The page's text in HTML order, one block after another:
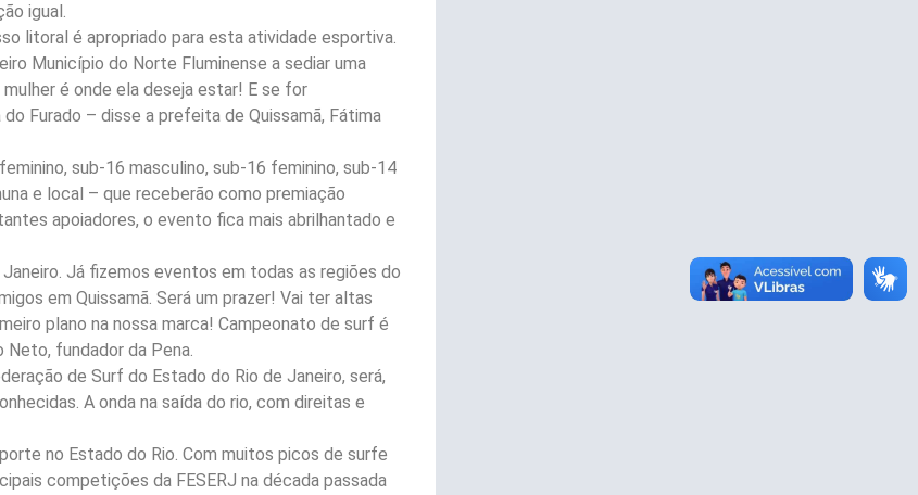
igual.
litoral é apropriado para esta atividade esportiva.
Município do Norte Fluminense a sediar uma
é onde ela deseja estar! E se for
Furado – disse a prefeita de Quissamã, Fátima
sub-16 masculino, sub-16 feminino, sub-14
e local – que receberão como premiação
apoiadores, o evento fica mais abrilhantado e
Já fizemos eventos em todas as regiões do
em Quissamã. Será um prazer! Vai ter altas
plano na nossa marca! Campeonato de surf é
Neto, fundador da Pena.
de Surf do Estado do Rio de Janeiro, será,
A onda na saída do rio, com direitas e
no Estado do Rio. Com muitos picos de surfe
competições da FESERJ na década passada